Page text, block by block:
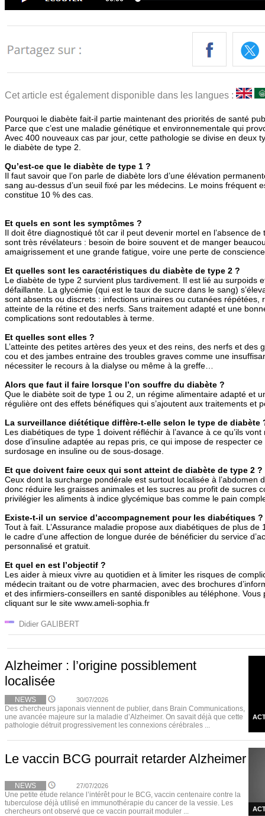
Cet article est également disponible dans les langues :
Pourquoi le diabète fait-il partie maintenant des priorités de santé
Parce que c’est une maladie génétique et environnementale qui
Avec 400 nouveaux cas par jour, cette pathologie se divise en deux
le diabète de type 2.
Qu’est-ce que le diabète de type 1 ?
Il faut savoir que l’on parle de diabète lors d’une élévation
sang au-dessus d’un seuil fixé par les médecins. Le moins fréquent
constitue 10 % des cas.
Et quels en sont les symptômes ?
Il doit être diagnostiqué tôt car il peut devenir mortel en l’absence
sont très révélateurs : besoin de boire souvent et de manger
amaigrissement et une grande fatigue, voire une perte de
Et quelles sont les caractéristiques du diabète de type 2 ?
Le diabète de type 2 survient plus tardivement. Il est lié au surpoids
défaillante. La glycémie (qui est le taux de sucre dans le sang)
sont absents ou discrets : infections urinaires ou cutanées répétées,
atteinte de la rétine et des nerfs. Sans traitement adapté et une
complications sont redoutables à terme.
Et quelles sont elles ?
L’atteinte des petites artères des yeux et des reins, des nerfs et des
cou et des jambes entraine des troubles graves comme une
nécessiter le recours à la dialyse ou même à la greffe…
Alors que faut il faire lorsque l’on souffre du diabète ?
Que le diabète soit de type 1 ou 2, un régime alimentaire adapté et
régulière ont des effets bénéfiques qui s’ajoutent aux traitements et
La surveillance diététique diffère-t-elle selon le type de diabète
Les diabétiques de type 1 doivent réfléchir à l’avance à ce qu’ils vont
dose d’insuline adaptée au repas pris, ce qui impose de respecter
surdosage en insuline ou de sous-dosage.
Et que doivent faire ceux qui sont atteint de diabète de type 2 ?
Ceux dont la surcharge pondérale est surtout localisée à l’abdomen
donc réduire les graisses animales et les sucres au profit de sucres
privilégier les aliments à indice glycémique bas comme le pain
Existe-t-il un service d’accompagnement pour les diabétiques ?
Tout à fait. L’Assurance maladie propose aux diabétiques de plus
le cadre d’une affection de longue durée de bénéficier du service
personnalisé et gratuit.
Et quel en est l’objectif ?
Les aider à mieux vivre au quotidien et à limiter les risques de
médecin traitant ou de votre pharmacien, avec des brochures
et des infirmiers-conseillers en santé disponibles au téléphone.
cliquant sur le site www.ameli-sophia.fr
Didier GALIBERT
Alzheimer : l’origine possiblement
localisée
NEWS 30/07/2026
Des chercheurs japonais viennent de publier, dans Brain Communications,
une avancée majeure sur la maladie d’Alzheimer. On savait déjà que cette
pathologie détruit progressivement les connexions cérébrales ...
Le vaccin BCG pourrait retarder Alzheimer
NEWS 27/07/2026
Une petite étude relance l’intérêt pour le BCG, vaccin centenaire contre la
tuberculose déjà utilisé en immunothérapie du cancer de la vessie. Les
chercheurs ont observé que ce vaccin pourrait moduler ...